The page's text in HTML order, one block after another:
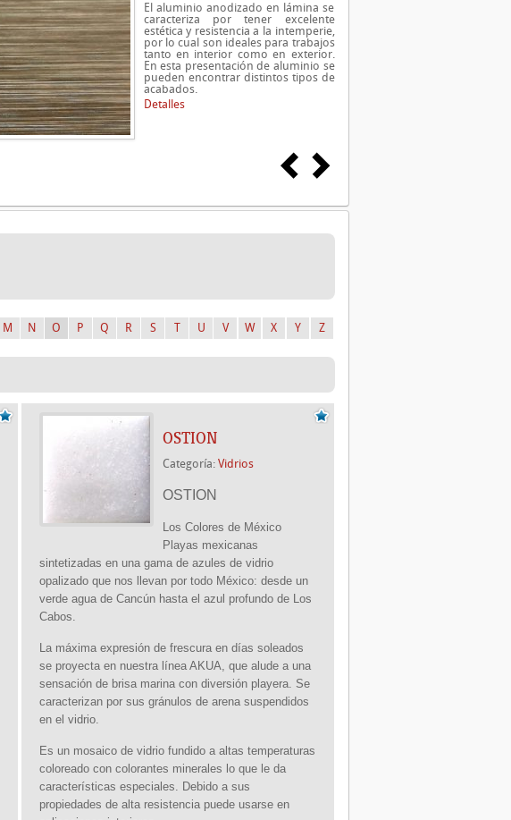
El aluminio anodizado en lámina se
caracteriza por tener excelente
estética y resistencia a la intemperie,
por lo cual son ideales para trabajos
tanto en interior como en exterior.
En esta presentación de aluminio se
pueden encontrar distintos tipos de
acabados.
Detalles
M N O P Q R S T U V W X Y Z
OSTION
Categoría:Vidrios
OSTION
Los Colores de México
Playas mexicanas
sintetizadas en una gama de azules de vidrio
opalizado que nos llevan por todo México: desde un
verde agua de Cancún hasta el azul profundo de Los
Cabos.
La máxima expresión de frescura en días soleados
se proyecta en nuestra línea AKUA, que alude a una
sensación de brisa marina con diversión playera. Se
caracterizan por sus gránulos de arena suspendidos
en el vidrio.
Es un mosaico de vidrio fundido a altas temperaturas
coloreado con colorantes minerales lo que le da
características especiales. Debido a sus
propiedades de alta resistencia puede usarse en